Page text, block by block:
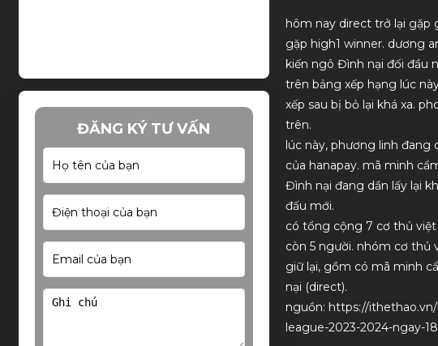
ĐĂNG KÝ TƯ VẤN
hôm nay direct trở lại gặp
gặp high1 winner. dương
kiến ngô Đình nại đối đầu
trên bảng xếp hạng lúc
xếp sau bị bỏ lại khá xa.
trên.
lúc này, phương linh đang
của hanapay. mã minh
Đình nại đang dần lấy lại
đấu mới.
có tổng cộng 7 cơ thủ
còn 5 người. nhóm cơ thủ
giữ lại, gồm có mã minh
nại (direct).
nguồn: https://
league-2023-2024-ngay-